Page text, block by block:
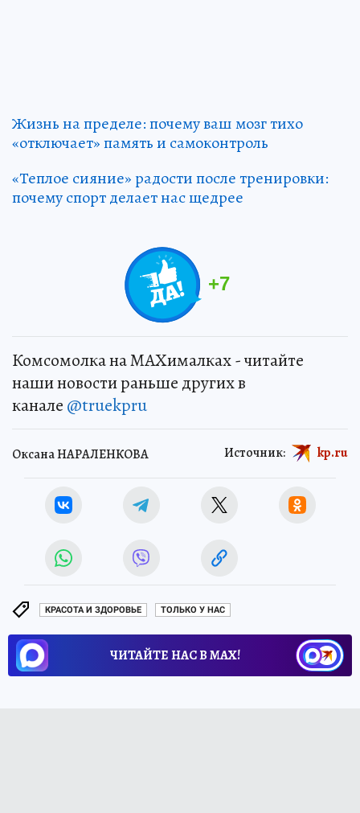
Жизнь на пределе: почему ваш мозг тихо
«отключает» память и самоконтроль
«Теплое сияние» радости после тренировки:
почему спорт делает нас щедрее
+7
Комсомолка на MAXималках - читайте
наши новости раньше других в
канале @truekpru
Оксана НАРАЛЕНКОВА Источник: kp.ru
КРАСОТА И ЗДОРОВЬЕ ТОЛЬКО У НАС
ЧИТАЙТЕ НАС В МАХ!